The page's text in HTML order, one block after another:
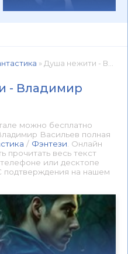
» Душа нежити - Владимир Васильев 📕 - Книга онлайн бесплатно
- Владимир
можно бесплатно
Васильев полная
/ Фэнтези . Онлайн
прочитать весь текст
или десктопе
на нашем